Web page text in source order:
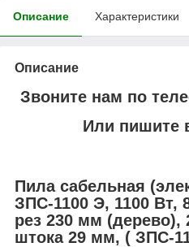
Описание Характеристики
Описание
Звоните нам по
Или пишите
Пила сабельная
ЗПС-1100 Э, 1100 Вт,
рез 230 мм (дерево),
штока 29 мм, ( ЗПС-